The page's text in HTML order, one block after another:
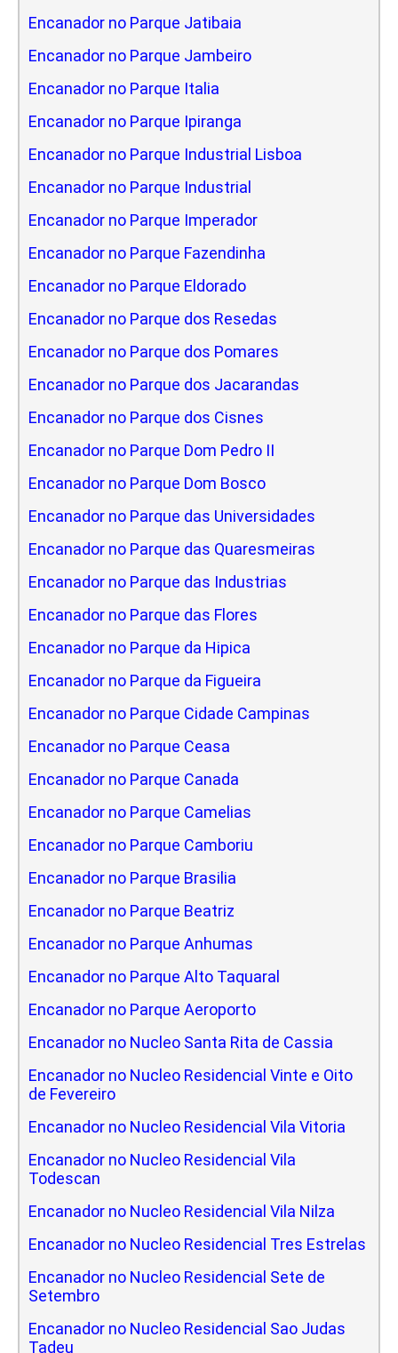
Encanador no Parque Jatibaia
Encanador no Parque Jambeiro
Encanador no Parque Italia
Encanador no Parque Ipiranga
Encanador no Parque Industrial Lisboa
Encanador no Parque Industrial
Encanador no Parque Imperador
Encanador no Parque Fazendinha
Encanador no Parque Eldorado
Encanador no Parque dos Resedas
Encanador no Parque dos Pomares
Encanador no Parque dos Jacarandas
Encanador no Parque dos Cisnes
Encanador no Parque Dom Pedro II
Encanador no Parque Dom Bosco
Encanador no Parque das Universidades
Encanador no Parque das Quaresmeiras
Encanador no Parque das Industrias
Encanador no Parque das Flores
Encanador no Parque da Hipica
Encanador no Parque da Figueira
Encanador no Parque Cidade Campinas
Encanador no Parque Ceasa
Encanador no Parque Canada
Encanador no Parque Camelias
Encanador no Parque Camboriu
Encanador no Parque Brasilia
Encanador no Parque Beatriz
Encanador no Parque Anhumas
Encanador no Parque Alto Taquaral
Encanador no Parque Aeroporto
Encanador no Nucleo Santa Rita de Cassia
Encanador no Nucleo Residencial Vinte e Oito
de Fevereiro
Encanador no Nucleo Residencial Vila Vitoria
Encanador no Nucleo Residencial Vila
Todescan
Encanador no Nucleo Residencial Vila Nilza
Encanador no Nucleo Residencial Tres Estrelas
Encanador no Nucleo Residencial Sete de
Setembro
Encanador no Nucleo Residencial Sao Judas
Tadeu